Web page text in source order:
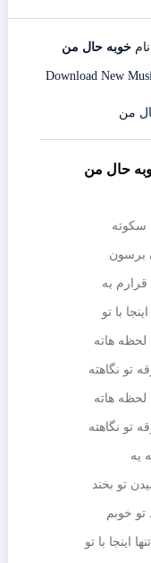
نامخوبه حال من
Download New
حال من
سکوته
برسون
قرارم به
با تو
لحظه هاته
تو نگاهته
لحظه هاته
تو نگاهته
یه
تو بخند
تو خوبم
اینجا با تو